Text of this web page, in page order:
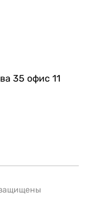
35 офис 11